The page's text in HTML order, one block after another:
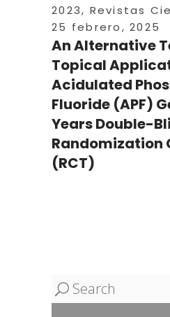
2023, Revistas
25 febrero, 2025
An Alternative
Topical
Acidulated
Fluoride (APF)
Years Double-
Randomization
(RCT)
Search